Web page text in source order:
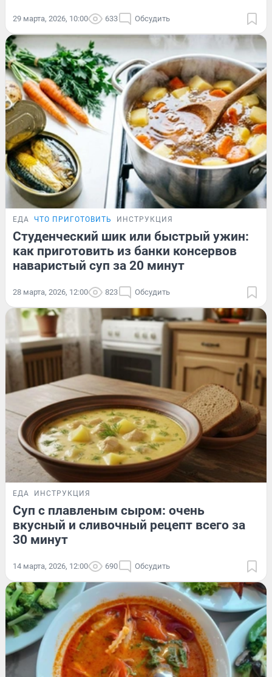
29 марта, 2026, 10:00 633 Обсудить
ЕДА ЧТО ПРИГОТОВИТЬ ИНСТРУКЦИЯ
Студенческий шик или быстрый ужин:
как приготовить из банки консервов
наваристый суп за 20 минут
28 марта, 2026, 12:00 823 Обсудить
ЕДА ИНСТРУКЦИЯ
Суп с плавленым сыром: очень
вкусный и сливочный рецепт всего за
30 минут
14 марта, 2026, 12:00 690 Обсудить